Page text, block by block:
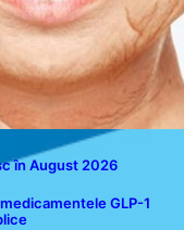
în August 2026
GLP-1